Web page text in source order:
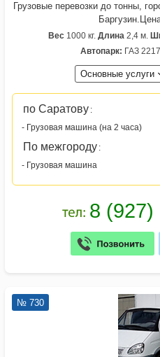
Грузовые перевозки до тонны,
Вес 1000 кг. Длина 2,4 м.
Автопарк: ГАЗ
Основные услуги
по Саратову :
- Грузовая машина (на 2 часа)
По межгороду :
- Грузовая машина
№ 730